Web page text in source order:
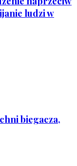
ludzi w
biegacza,